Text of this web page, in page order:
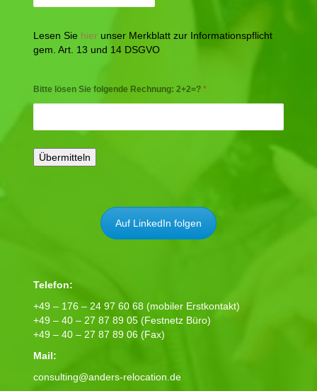
Lesen Sie hier unser Merkblatt zur Informationspflicht
gem. Art. 13 und 14 DSGVO
Bitte lösen Sie folgende Rechnung: 2+2=? *
Auf LinkedIn folgen
Telefon:
+49 – 176 – 24 97 60 68 (mobiler Erstkontakt)
+49 – 40 – 27 87 89 05 (Festnetz Büro)
+49 – 40 – 27 87 89 06 (Fax)
Mail:
consulting@anders-relocation.de